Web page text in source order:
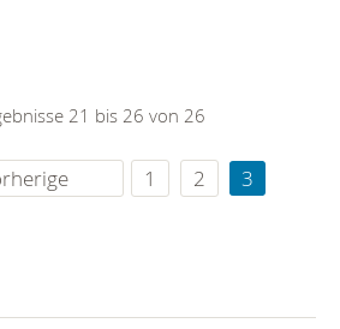
21 bis 26 von 26
1 2 3